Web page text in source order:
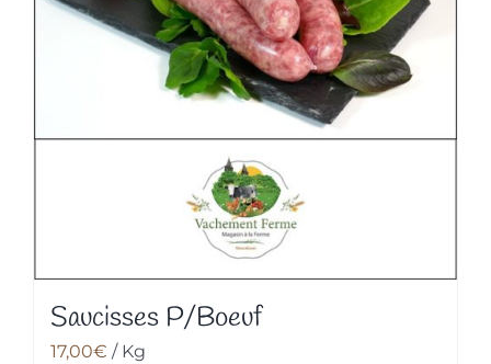
Saucisses P/Boeuf
17,00€ / Kg